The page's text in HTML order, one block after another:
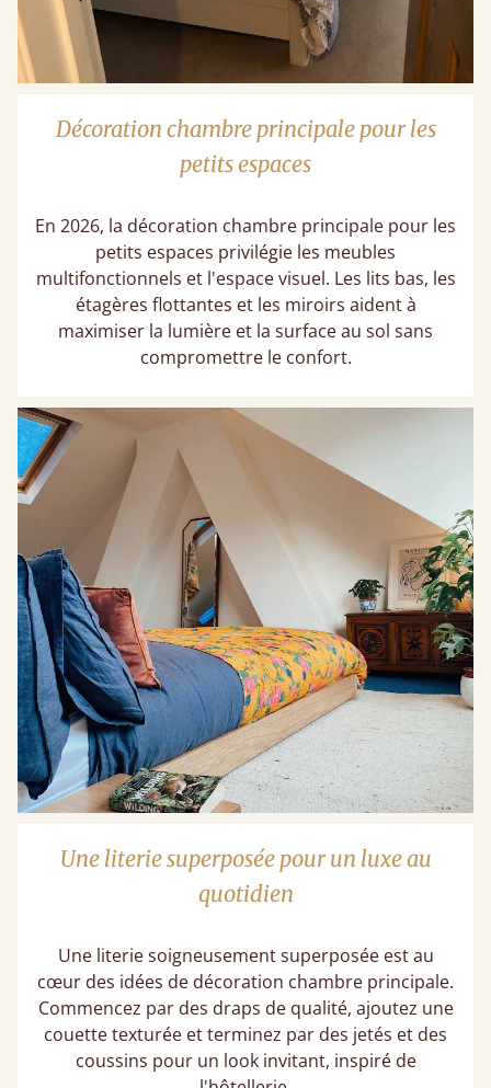
Décoration chambre principale​ pour les
petits espaces
En 2026, la décoration chambre principale​ pour les
petits espaces privilégie les meubles
multifonctionnels et l'espace visuel. Les lits bas, les
étagères flottantes et les miroirs aident à
maximiser la lumière et la surface au sol sans
compromettre le confort.
Une literie superposée pour un luxe au
quotidien
Une literie soigneusement superposée est au
cœur des idées de décoration chambre principale​.
Commencez par des draps de qualité, ajoutez une
couette texturée et terminez par des jetés et des
coussins pour un look invitant, inspiré de